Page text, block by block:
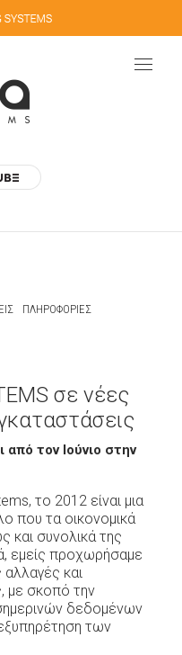
ΠΛΗΡΟΦΟΡΊΕΣ
σε νέες
τον Ιούνιο στην
το 2012 είναι μια
που τα οικονομικά
και συνολικά της
εμείς προχωρήσαμε
και
με σκοπό την
δεδομένων
των